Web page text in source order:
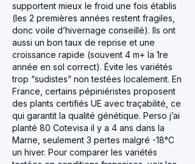
supportent mieux le froid une fois établis
(les 2 premières années restent fragiles,
donc voile d’hivernage conseillé). Ils ont
aussi un bon taux de reprise et une
croissance rapide (souvent 4 m+ la 1re
année en sol correct). Évite les variétés
trop “sudistes” non testées localement. En
France, certains pépiniéristes proposent
des plants certifiés UE avec traçabilité, ce
qui garantit la qualité génétique. Perso j’ai
planté 80 Cotevisa il y a 4 ans dans la
Marne, seulement 3 pertes malgré -18°C
un hiver. Pour comparer les variétés